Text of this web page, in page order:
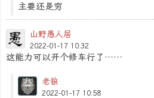
主要还是穷
山野愚人居
2022-01-17 10:32
这能力可以开个修车行了……
老狼
2022-01-17 10:58